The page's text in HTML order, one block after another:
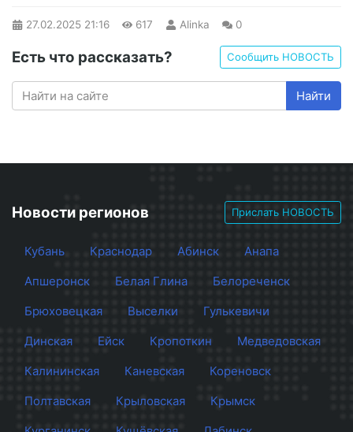
27.02.2025 21:16 617 Alinka 0
Есть что рассказать? Сообщить НОВОСТЬ
Найти
Новости регионов Прислать НОВОСТЬ
Кубань Краснодар Абинск
Анапа
Апшеронск
Белая Глина
Белореченск
Брюховецкая
Выселки
Гулькевичи
Динская
Ейск Кропоткин
Медведовская
Калининская
Каневская
Кореновск
Полтавская
Крыловская
Крымск